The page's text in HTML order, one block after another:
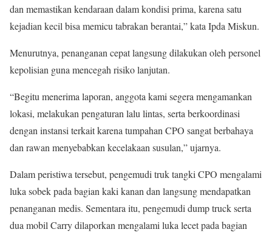
dan memastikan kendaraan dalam kondisi prima, karena satu
kejadian kecil bisa memicu tabrakan berantai,” kata Ipda Miskun.
Menurutnya, penanganan cepat langsung dilakukan oleh personel
kepolisian guna mencegah risiko lanjutan.
“Begitu menerima laporan, anggota kami segera mengamankan
lokasi, melakukan pengaturan lalu lintas, serta berkoordinasi
dengan instansi terkait karena tumpahan CPO sangat berbahaya
dan rawan menyebabkan kecelakaan susulan,” ujarnya.
Dalam peristiwa tersebut, pengemudi truk tangki CPO mengalami
luka sobek pada bagian kaki kanan dan langsung mendapatkan
penanganan medis. Sementara itu, pengemudi dump truck serta
dua mobil Carry dilaporkan mengalami luka lecet pada bagian